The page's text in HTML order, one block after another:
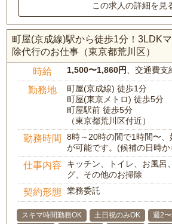
この求人の詳細を見
町屋(京成線)駅から徒歩1分！3LDK
除代行のお仕事（東京都荒川区）
時給 1,500〜1,860円、交通費支
勤務地
町屋(京成線) 徒歩1分
町屋(東京メトロ) 徒歩5分
町屋駅前 徒歩5分
（東京都荒川区付近）
勤務時間
8時～20時の間で1時間〜、
が可能です。(候補の日時か
仕事内容
キッチン、トイレ、お風呂
グ、その他のお掃除
契約形態 業務委託
スキマ時間勤務OK 土日祝のみOK
週2